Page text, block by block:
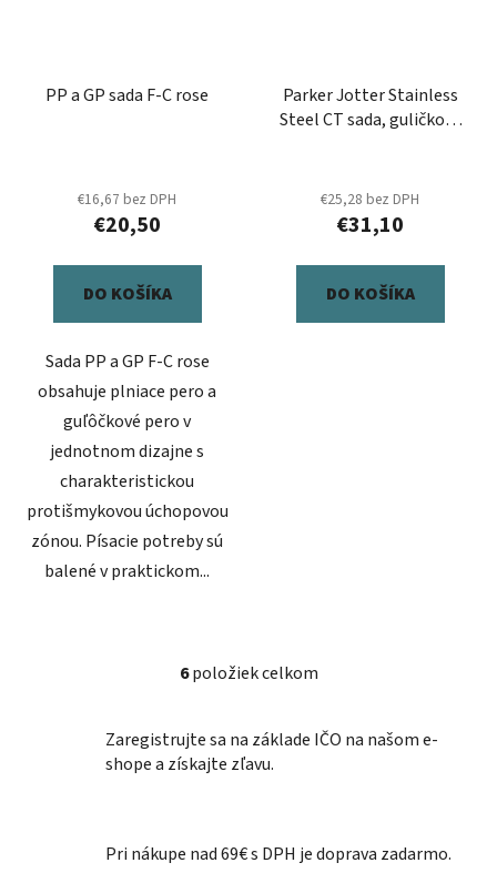
PP a GP sada F-C rose
€16,67 bez DPH
€20,50
DO KOŠÍKA
Sada PP a GP F-C rose
obsahuje plniace pero a
guľôčkové pero v
jednotnom dizajne s
charakteristickou
protišmykovou úchopovou
zónou. Písacie potreby sú
balené v praktickom...
Parker Jotter Stainless
Steel CT sada, guličkové
€25,28 bez DPH
€31,10
DO KOŠÍKA
O
l
á
i
6položiek celkom
Zaregistrujte sa na základe IČO na našom e-
shope a získajte zľavu.
Pri nákupe nad 69€ s DPH je doprava zadarmo.